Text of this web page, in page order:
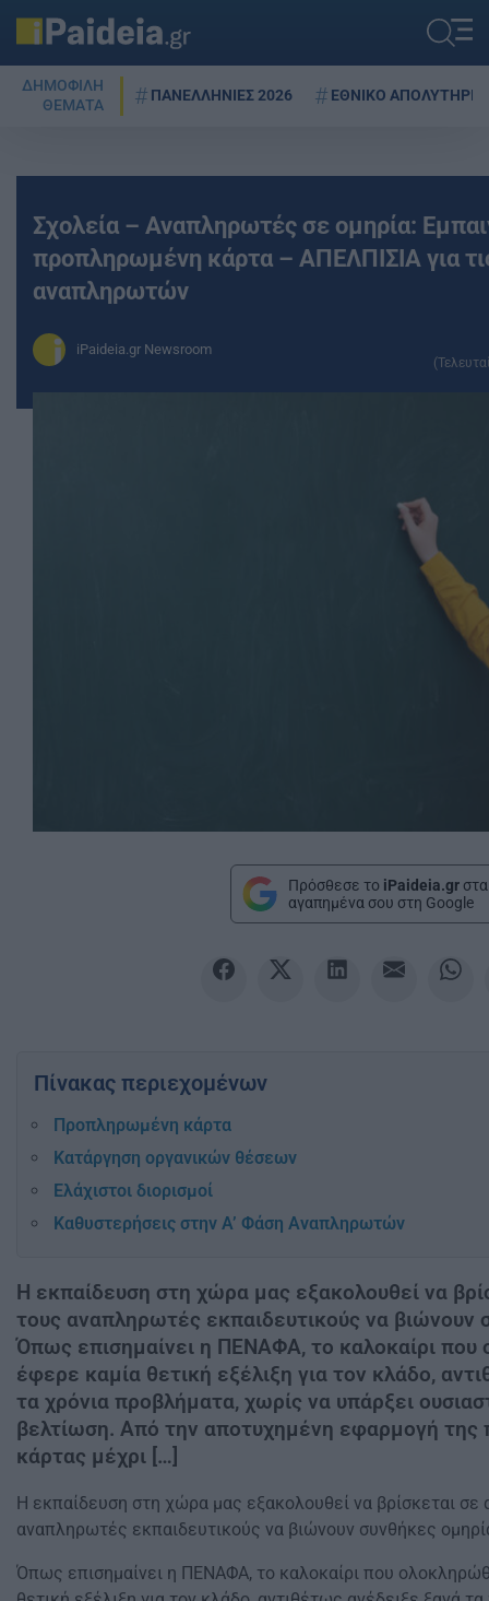
ΔΗΜΟΦΙΛΗ
ΘΕΜΑΤΑ
ΠΑΝΕΛΛΗΝΙΕΣ 2026 ΕΘΝΙΚΟ ΑΠΟΛΥΤΗΡΙΟ
Σχολεία – Αναπληρωτές σε ομηρία:
προπληρωμένη κάρτα – ΑΠΕΛΠΙΣΙΑ για
αναπληρωτών
iPaideia.gr Newsroom
Πρόσθεσε το iPaideia.gr στα
αγαπημένα σου στη Google
Πίνακας περιεχομένων
Προπληρωμένη κάρτα
Κατάργηση οργανικών θέσεων
Ελάχιστοι διορισμοί
Καθυστερήσεις στην Α’ Φάση Αναπληρωτών
Η εκπαίδευση στη χώρα μας εξακολουθεί να
τους αναπληρωτές εκπαιδευτικούς να βιώνουν
Όπως επισημαίνει η ΠΕΝΑΦΑ, το καλοκαίρι
έφερε καμία θετική εξέλιξη για τον κλάδο,
τα χρόνια προβλήματα, χωρίς να υπάρξει
βελτίωση. Από την αποτυχημένη εφαρμογή
κάρτας μέχρι […]
Η εκπαίδευση στη χώρα μας εξακολουθεί να βρίσκεται σε
αναπληρωτές εκπαιδευτικούς να βιώνουν συνθήκες
Όπως επισημαίνει η ΠΕΝΑΦΑ, το καλοκαίρι που